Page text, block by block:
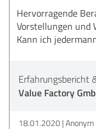
Hervorragende
Vorstellungen und
Kann ich
Erfahrungsbericht
Value Factory
18.01.2020 Anonym